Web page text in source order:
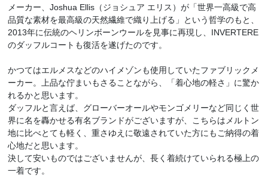
メーカー、Joshua Ellis（ジョシュア エリス）が「世界一高級で高
品質な素材を最高級の天然繊維で織り上げる」という哲学のもと、
2013年に伝統のヘリンボーンウールを見事に再現し、INVERTERE
のダッフルコートも復活を遂げたのです。
かつてはエルメスなどのハイメゾンも使用していたファブリックメ
ーカー。上品な佇まいもさることながら、「着心地の軽さ」に驚か
れるかと思います。
ダッフルと言えば、グローバーオールやモンゴメリーなど同じく世
界に名を轟かせる有名ブランドがございますが、こちらはメルトン
地に比べとても軽く、重さゆえに敬遠されていた方にもご納得の着
心地だと思います。
決して安いものではございませんが、長く着続けていられる極上の
一着です。